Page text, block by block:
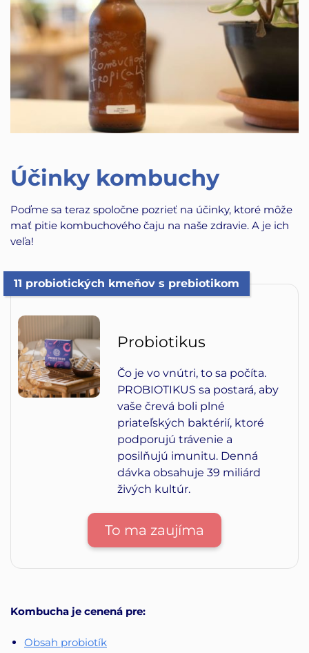
Účinky kombuchy
Poďme sa teraz spoločne pozrieť na účinky, ktoré môže
mať pitie kombuchového čaju na naše zdravie. A je ich
veľa!
11 probiotických kmeňov s prebiotikom
Probiotikus
Čo je vo vnútri, to sa počíta.
PROBIOTIKUS sa postará, aby
vaše črevá boli plné
priateľských baktérií, ktoré
podporujú trávenie a
posilňujú imunitu. Denná
dávka obsahuje 39 miliárd
živých kultúr.
To ma zaujíma
Kombucha je cenená pre:
Obsah probiotík